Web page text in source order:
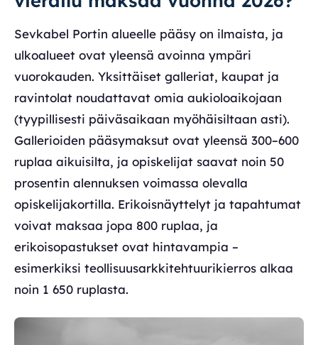
Sevkabel Portin alueelle pääsy on ilmaista, ja
ulkoalueet ovat yleensä avoinna ympäri
vuorokauden. Yksittäiset galleriat, kaupat ja
ravintolat noudattavat omia aukioloaikojaan
(tyypillisesti päiväsaikaan myöhäisiltaan asti).
Gallerioiden pääsymaksut ovat yleensä 300–600
ruplaa aikuisilta, ja opiskelijat saavat noin 50
prosentin alennuksen voimassa olevalla
opiskelijakortilla. Erikoisnäyttelyt ja tapahtumat
voivat maksaa jopa 800 ruplaa, ja
erikoisopastukset ovat hintavampia –
esimerkiksi teollisuusarkkitehtuurikierros alkaa
noin 1 650 ruplasta.